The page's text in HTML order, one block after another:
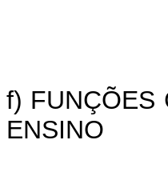
f) FUNÇÕES
ENSINO